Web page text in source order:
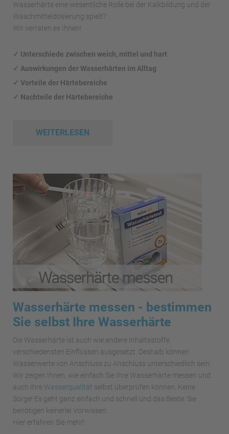
Wasserhärte eine wesentliche Rolle bei der Kalkbildung und der
Waschmitteldosierung spielt?
Wir verraten es Ihnen!
✓ Unterschiede zwischen weich, mittel und hart
✓ Auswirkungen der Wasserhärten im Alltag
✓ Vorteile der Härtebereiche
✓ Nachteile der Härtebereiche
WEITERLESEN
Wasserhärte messen - bestimmen
Sie selbst Ihre Wasserhärte
Die Wasserhärte ist auch wie andere Inhaltsstoffe
verschiedensten Einflüssen ausgesetzt. Deshalb können
Wasserwerte von Anschluss zu Anschluss unterschiedlich sein.
Wir zeigen Ihnen, wie einfach Sie Ihre Wasserhärte messen und
auch IhreWasserqualität selbst überprüfen können. Keine
Sorge! Es geht ganz einfach und schnell und das Beste: Sie
benötigen keinerlei Vorwissen.
Hier erfahren Sie mehr!